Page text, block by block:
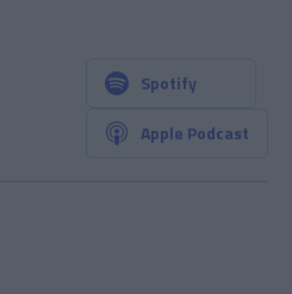
Spotify
Apple Podcast